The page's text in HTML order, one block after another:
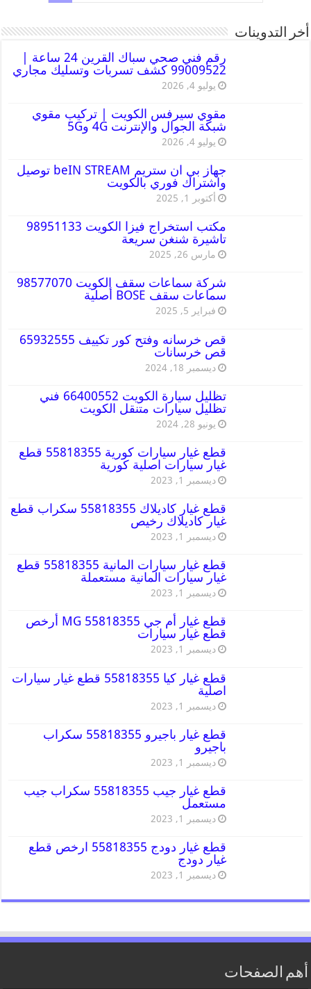
أخر التدوينات
رقم فني صحي سباك القرين 24 ساعة |
99009522 كشف تسربات وتسليك مجاري
يوليو 4, 2026
مقوي سيرفس الكويت | تركيب مقوي
شبكة الجوال والإنترنت 4G و5G
يوليو 4, 2026
جهاز بي ان ستريم beIN STREAM توصيل
واشتراك فوري بالكويت
أكتوبر 1, 2025
مكتب استخراج فيزا الكويت 98951133
تاشيرة شنغن سريعة
مارس 26, 2025
شركة سماعات سقف الكويت 98577070
سماعات سقف BOSE أصلية
فبراير 5, 2025
قص خرسانه وفتح كور تكييف 65932555
قص خرسانات
ديسمبر 18, 2024
تظليل سيارة الكويت 66400552 فني
تظليل سيارات متنقل الكويت
يونيو 28, 2024
قطع غيار سيارات كورية 55818355 قطع
غيار سيارات اصلية كورية
ديسمبر 1, 2023
قطع غيار كاديلاك 55818355 سكراب قطع
غيار كاديلاك رخيص
ديسمبر 1, 2023
قطع غيار سيارات المانية 55818355 قطع
غيار سيارات المانية مستعملة
ديسمبر 1, 2023
قطع غيار أم جي MG 55818355 أرخص
قطع غيار سيارات
ديسمبر 1, 2023
قطع غيار كيا 55818355 قطع غيار سيارات
اصلية
ديسمبر 1, 2023
قطع غيار باجيرو 55818355 سكراب
باجيرو
ديسمبر 1, 2023
قطع غيار جيب 55818355 سكراب جيب
مستعمل
ديسمبر 1, 2023
قطع غيار دودج 55818355 ارخص قطع
غيار دودج
ديسمبر 1, 2023
أهم الصفحات